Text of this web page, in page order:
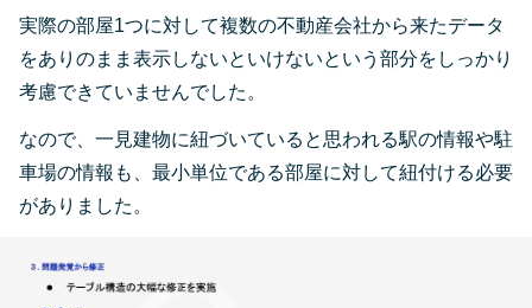
実際の部屋1つに対して複数の不動産会社から来たデータ
をありのまま表示しないといけないという部分をしっかり
考慮できていませんでした。
なので、一見建物に紐づいていると思われる駅の情報や駐
車場の情報も、最小単位である部屋に対して紐付ける必要
がありました。